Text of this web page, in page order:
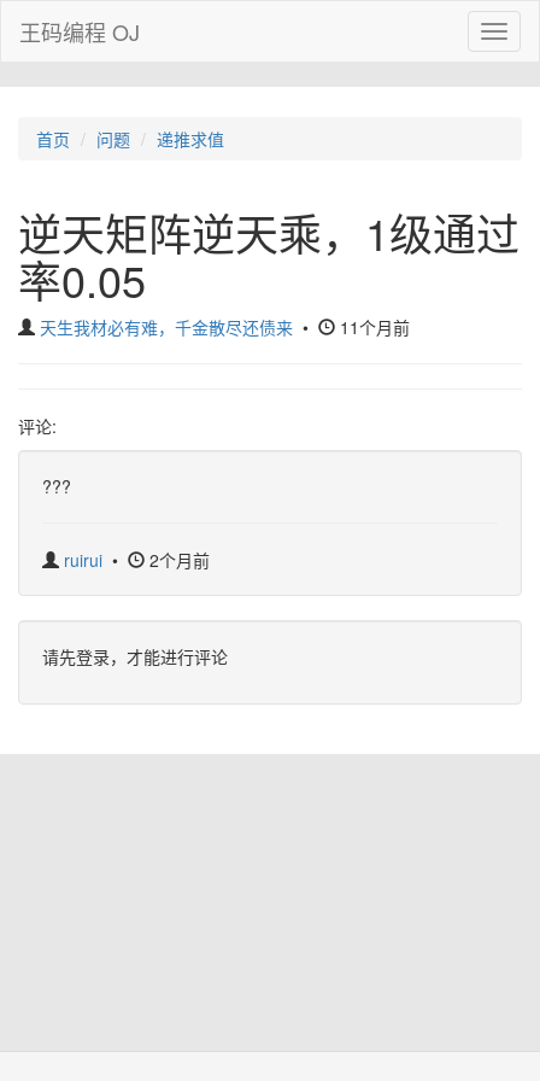
王码编程 OJ
首页 问题 递推求值
逆天矩阵逆天乘，1级通过
率0.05
天生我材必有难，千金散尽还债来 • 11个月前
评论:
???
ruirui • 2个月前
请先登录，才能进行评论